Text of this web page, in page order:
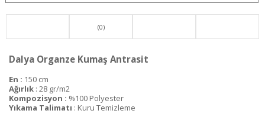
(0)
Dalya Organze Kumaş Antrasit
En : 150 cm
Ağırlık : 28 gr/m2
Kompozisyon : %100 Polyester
Yıkama Talimatı : Kuru Temizleme